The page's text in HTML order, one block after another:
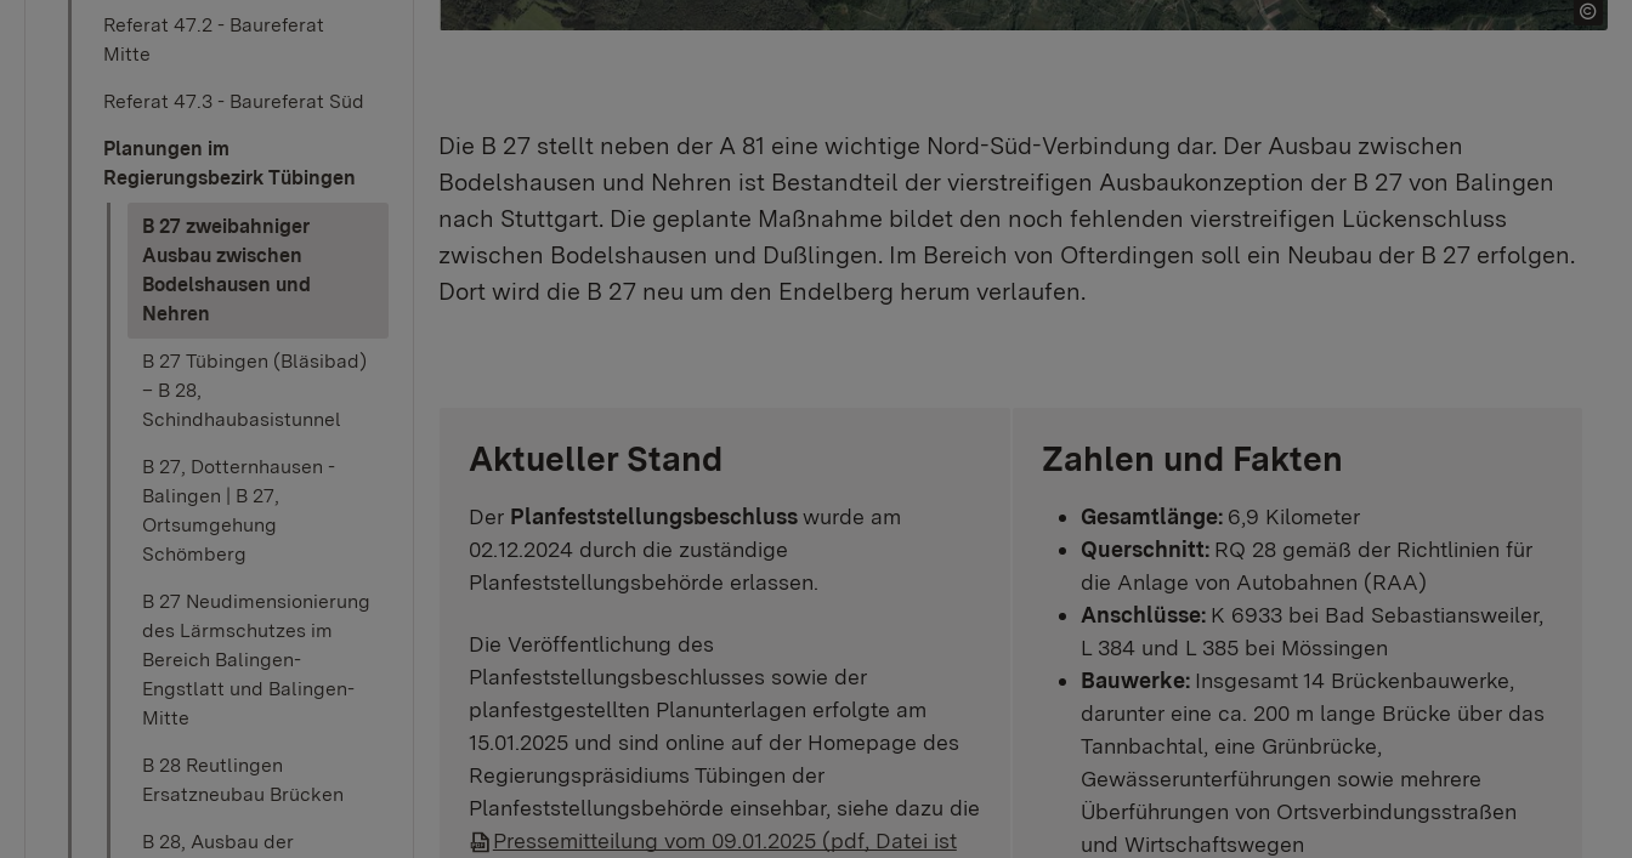
Referat 47.2 - Baureferat
Mitte
Referat 47.3 - Baureferat Süd
Planungen im
Regierungsbezirk Tübingen
B 27 zweibahniger
Ausbau zwischen
Bodelshausen und
Nehren
B 27 Tübingen (Bläsibad)
– B 28,
Schindhaubasistunnel
B 27, Dotternhausen -
Balingen | B 27,
Ortsumgehung
Schömberg
B 27 Neudimensionierung
des Lärmschutzes im
Bereich Balingen-
Engstlatt und Balingen-
Mitte
B 28 Reutlingen
Ersatzneubau Brücken
B 28, Ausbau der
Die B 27 stellt neben der A 81 eine wichtige Nord-Süd-Verbindung dar. Der Ausbau zwischen
Bodelshausen und Nehren ist Bestandteil der vierstreifigen Ausbaukonzeption der B 27 von Balingen
nach Stuttgart. Die geplante Maßnahme bildet den noch fehlenden vierstreifigen Lückenschluss
zwischen Bodelshausen und Dußlingen. Im Bereich von Ofterdingen soll ein Neubau der B 27 erfolgen.
Dort wird die B 27 neu um den Endelberg herum verlaufen.
Aktueller Stand
Der Planfeststellungsbeschlusswurde am
02.12.2024 durch die zuständige
Planfeststellungsbehörde erlassen.
Die Veröffentlichung des
Planfeststellungsbeschlusses sowie der
planfestgestellten Planunterlagen erfolgte am
15.01.2025 und sind online auf der Homepage des
Regierungspräsidiums Tübingen der
Planfeststellungsbehörde einsehbar, siehe dazu die
Pressemitteilung vom 09.01.2025 (pdf, Datei ist
Zahlen und Fakten
Gesamtlänge: 6,9 Kilometer
Querschnitt: RQ 28 gemäß der Richtlinien für
die Anlage von Autobahnen (RAA)
Anschlüsse: K 6933 bei Bad Sebastiansweiler,
L 384 und L 385 bei Mössingen
Bauwerke: Insgesamt 14 Brückenbauwerke,
darunter eine ca. 200 m lange Brücke über das
Tannbachtal, eine Grünbrücke,
Gewässerunterführungen sowie mehrere
Überführungen von Ortsverbindungsstraßen
und Wirtschaftswegen